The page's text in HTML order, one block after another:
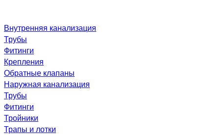
Внутренняя канализация
Трубы
Фитинги
Крепления
Обратные клапаны
Наружная канализация
Трубы
Фитинги
Тройники
Трапы и лотки